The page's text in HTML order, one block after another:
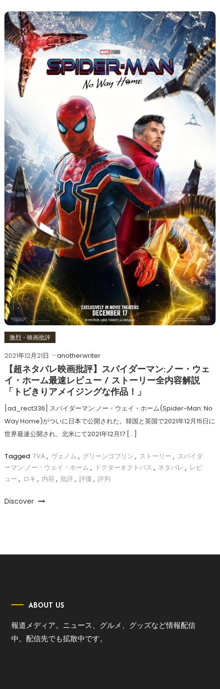
激烈・映画批評
2021年12月21日
anotherwriter
【超ネタバレ映画批評】スパイダーマン:ノー・ウェ
イ・ホーム最速レビュー / ストーリー全内容解説
「トビきりアメイジングな作品！」
[ad_rect336] スパイダーマン:ノー・ウェイ・ホーム(Spider-Man: No
Way Home)がついに日本で公開された。韓国と英国で2021年12月15日に
世界最速公開され、北米にて2021年12月17 […]
Tagged TVA , ヴェノム , グリーンゴブリン , ストーリー , スパイダ
ーマン:ノー・ウェイ・ホーム , ドクターオクトパス , ネタバレ , レビ
ュー , ロキ , 内容 , 批評, 評価 , 評判
Discover
ABOUT US
報道メディア。ニュース、グルメ、グッズなど情報配信
中。配信先でも拡散中です。